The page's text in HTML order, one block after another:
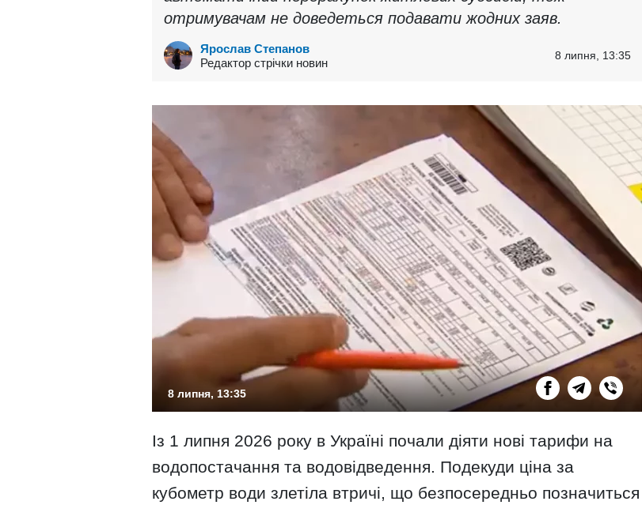
отримувачам не доведеться подавати жодних заяв.
Ярослав Степанов
Редактор стрічки новин
8 липня, 13:35
8 липня, 13:35
Із 1 липня 2026 року в Україні почали діяти нові тарифи на
водопостачання та водовідведення. Подекуди ціна за
кубометр води злетіла втричі, що безпосередньо позначиться